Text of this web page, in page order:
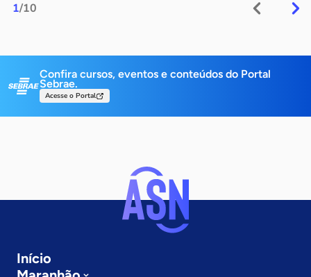
1/10
Confira cursos, eventos e conteúdos do Portal
Sebrae.
Acesse o Portal
Início